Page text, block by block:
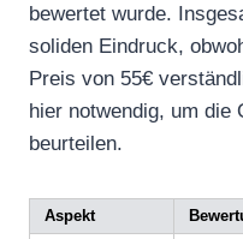
bewertet wurde.
soliden Eindruck,
Preis von 55€
hier notwendig, um die
beurteilen.
Aspekt